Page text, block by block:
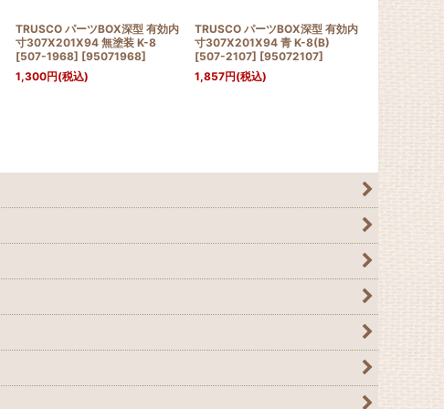
TRUSCO パーツBOX深型 有効内
寸307X201X94 無塗装 K-8
[507-1968] [95071968]
1,300円(税込)
TRUSCO パーツBOX深型 有効内
寸307X201X94 青 K-8(B)
[507-2107] [95072107]
1,857円(税込)